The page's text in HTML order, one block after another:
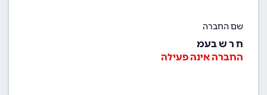
שם החברה
ח ר ש בעמ
החברה אינה פעילה